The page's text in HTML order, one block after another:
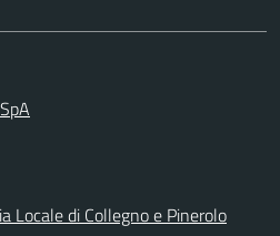
Locale di Collegno e Pinerolo